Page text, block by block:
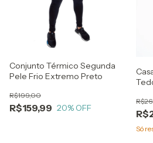
Conjunto Térmico Segunda
Pele Frio Extremo Preto
R$159,99
R$199,00
20% OFF
Só